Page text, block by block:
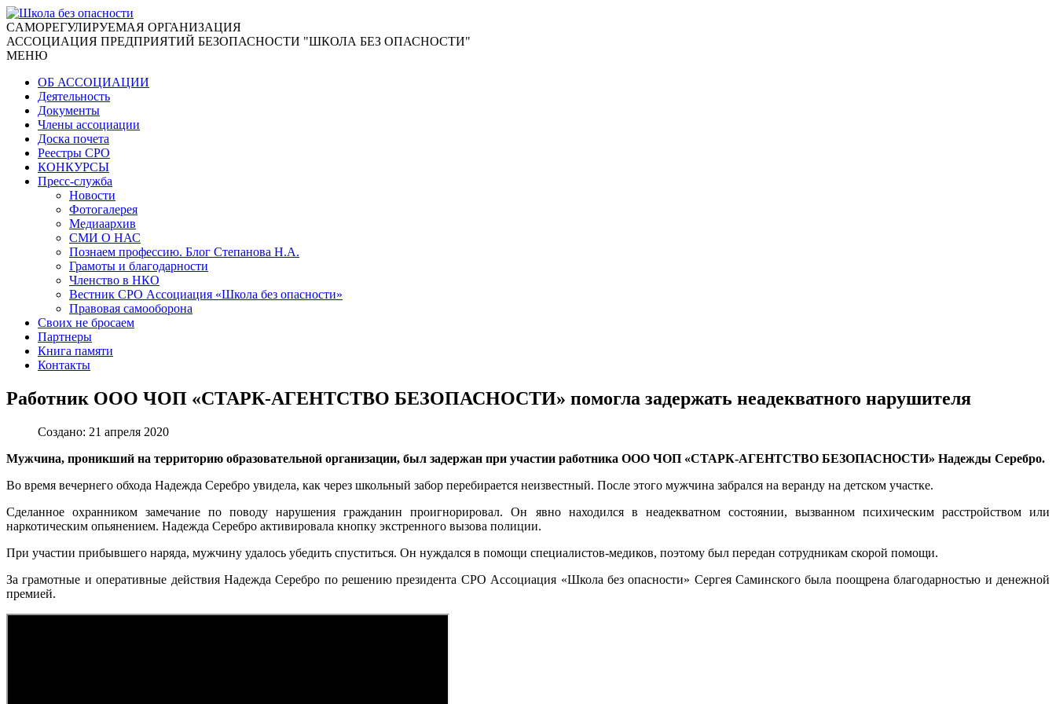
CАМОРЕГУЛИРУЕМАЯ ОРГАНИЗАЦИЯ
АССОЦИАЦИЯ ПРЕДПРИЯТИЙ БЕЗОПАСНОСТИ "ШКОЛА БЕЗ ОПАСНОСТИ"
МЕНЮ
ОБ АССОЦИАЦИИ
Деятельность
Документы
Члены ассоциации
Доска почета
Реестры СРО
КОНКУРСЫ
Пресс-служба
Новости
Фотогалерея
Медиаархив
СМИ О НАС
Познаем профессию. Блог Степанова Н.А.
Грамоты и благодарности
Членство в НКО
Вестник СРО Ассоциация «Школа без опасности»
Правовая самооборона
Своих не бросаем
Партнеры
Книга памяти
Контакты
Работник ООО ЧОП «СТАРК-АГЕНТСТВО БЕЗОПАСНОСТИ» помогла задержать неадекватного нарушителя
Создано: 21 апреля 2020
Мужчина, проникший на территорию образовательной организации, был задержан при участии работника ООО ЧОП «СТАРК-АГЕНТСТВО БЕЗОПАСНОСТИ» Надежды Серебро.
Во время вечернего обхода Надежда Серебро увидела, как через школьный забор перебирается неизвестный. После этого мужчина забрался на веранду на детском участке.
Сделанное охранником замечание по поводу нарушения гражданин проигнорировал. Он явно находился в неадекватном состоянии, вызванном психическим расстройством или
наркотическим опьянением. Надежда Серебро активировала кнопку экстренного вызова полиции.
При участии прибывшего наряда, мужчину удалось убедить спуститься. Он нуждался в помощи специалистов-медиков, поэтому был передан сотрудникам скорой помощи.
За грамотные и оперативные действия Надежда Серебро по решению президента СРО Ассоциация «Школа без опасности» Сергея Саминского была поощрена благодарностью и денежной
премией.